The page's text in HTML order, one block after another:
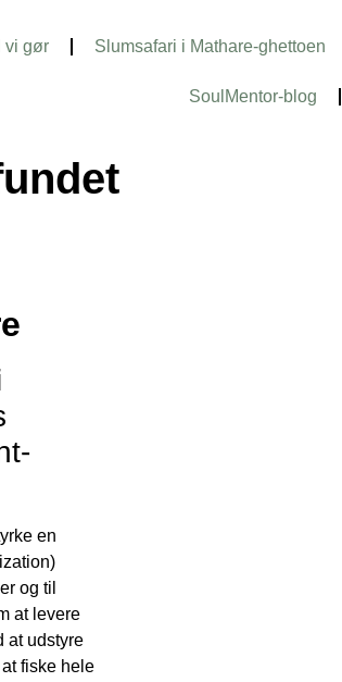
vi gør Slumsafari i Mathare-ghettoen
SoulMentor-blog
en
og til
at levere
at udstyre
fiske hele